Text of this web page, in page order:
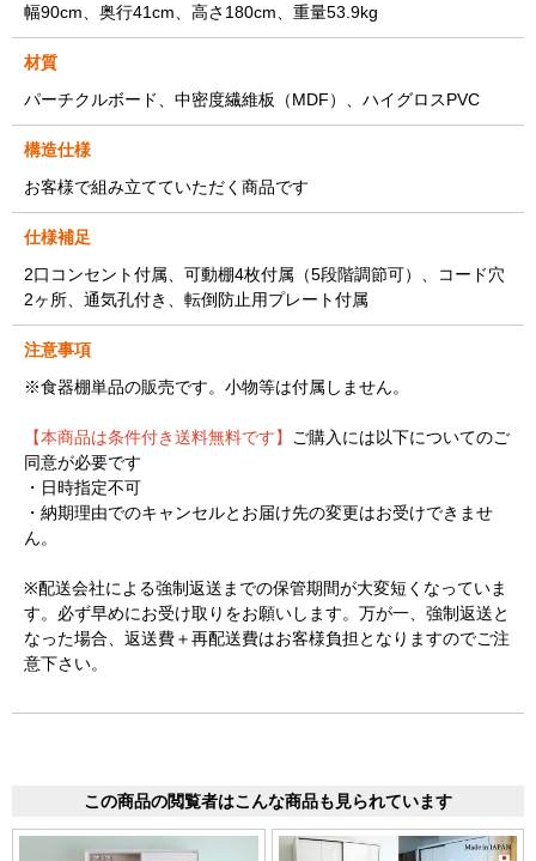
幅90cm、奥行41cm、高さ180cm、重量53.9kg
材質
パーチクルボード、中密度繊維板（MDF）、ハイグロスPVC
構造仕様
お客様で組み立てていただく商品です
仕様補足
2口コンセント付属、可動棚4枚付属（5段階調節可）、コード穴
2ヶ所、通気孔付き、転倒防止用プレート付属
注意事項
※食器棚単品の販売です。小物等は付属しません。
【本商品は条件付き送料無料です】
ご購入には以下についてのご
同意が必要です
・日時指定不可
・納期理由でのキャンセルとお届け先の変更はお受けできませ
ん。
※配送会社による強制返送までの保管期間が大変短くなっていま
す。必ず早めにお受け取りをお願いします。万が一、強制返送と
なった場合、返送費＋再配送費はお客様負担となりますのでご注
意下さい。
この商品の閲覧者はこんな商品も見られています